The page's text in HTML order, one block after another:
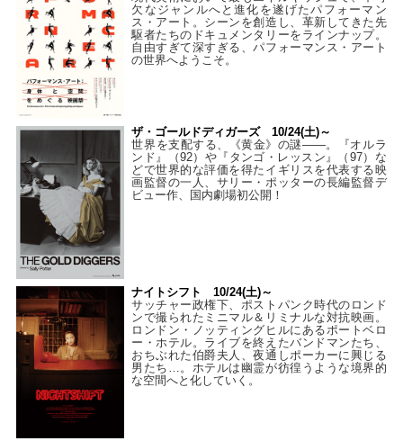
欠なジャンルへと進化を遂げたパフォーマン
ス・アート。シーンを創造し、革新してきた先
駆者たちのドキュメンタリーをラインナップ。
自由すぎて深すぎる、パフォーマンス・アート
の世界へようこそ。
ザ・ゴールドディガーズ 10/24(土)～
世界を支配する、《黄金》の謎――。『オルラ
ンド』（92）や『タンゴ・レッスン』（97）な
どで世界的な評価を得たイギリスを代表する映
画監督の一人、サリー・ポッターの長編監督デ
ビュー作、国内劇場初公開！
ナイトシフト 10/24(土)～
サッチャー政権下、ポストパンク時代のロンド
ンで撮られたミニマル＆リミナルな対抗映画。
ロンドン・ノッティングヒルにあるポートベロ
ー・ホテル。ライブを終えたバンドマンたち、
おちぶれた伯爵夫人、夜通しポーカーに興じる
男たち…。ホテルは幽霊が彷徨うような境界的
な空間へと化していく。